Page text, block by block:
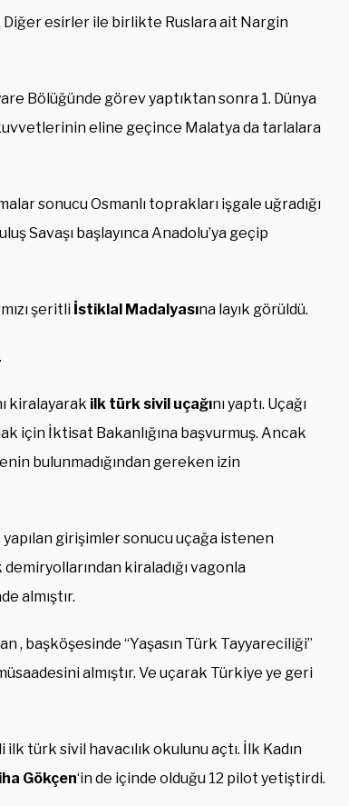
Diğer esirler ile birlikte Ruslara ait Nargin
Bölüğünde görev yaptıktan sonra 1. Dünya
eline geçince Malatya da tarlalara
sonucu Osmanlı toprakları işgale uğradığı
Savaşı başlayınca Anadolu’ya geçip
şeritli İstiklal Madalyasına layık görüldü.
kiralayarak ilk türk sivil uçağını yaptı. Uçağı
için İktisat Bakanlığına başvurmuş. Ancak
bulunmadığından gereken izin
girişimler sonucu uçağa istenen
demiryollarından kiraladığı vagonla
almıştır.
, başköşesinde “Yaşasın Türk Tayyareciliği”
almıştır. Ve uçarak Türkiye ye geri
türk sivil havacılık okulunu açtı. İlk Kadın
Gökçen‘in de içinde olduğu 12 pilot yetiştirdi.